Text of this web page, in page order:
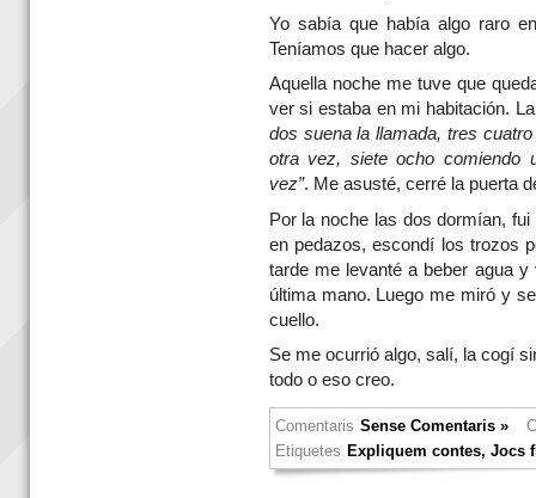
Yo sabía que había algo raro
Teníamos que hacer algo.
Aquella noche me tuve que
ver si estaba en mi habitación.
dos suena la llamada, tres
otra vez, siete ocho comiendo
vez”. Me asusté, cerré la puerta
Por la noche las dos dormían,
en pedazos, escondí los trozos
tarde me levanté a beber agua
última mano. Luego me miró y
cuello.
Se me ocurrió algo, salí, la cogí
todo o eso creo.
Comentaris Sense Comentaris »
Etiquetes Expliquem contes,Jocs